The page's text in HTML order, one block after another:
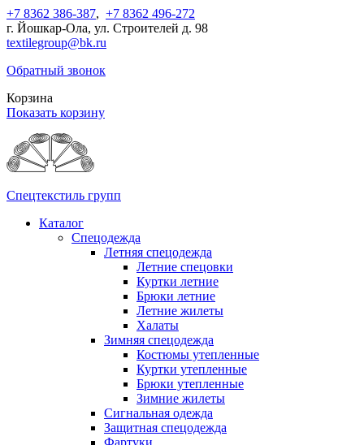
+7 8362 386-387, +7 8362 496-272
г. Йошкар-Ола, ул. Строителей д. 98
textilegroup@bk.ru
Обратный звонок
Корзина
Показать корзину
Спецтекстиль групп
Каталог
Спецодежда
Летняя спецодежда
Летние спецовки
Куртки летние
Брюки летние
Летние жилеты
Халаты
Зимняя спецодежда
Костюмы утепленные
Куртки утепленные
Брюки утепленные
Зимние жилеты
Сигнальная одежда
Защитная спецодежда
Фартуки